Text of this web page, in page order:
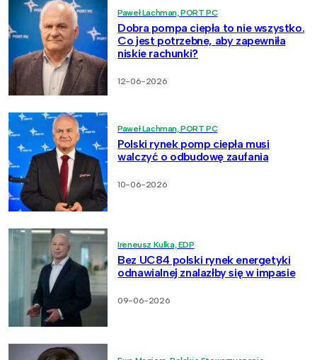
Paweł Lachman, PORT PC
Dobra pompa ciepła to nie wszystko.
Co jest potrzebne, aby zapewniła
niskie rachunki?
12-06-2026
Paweł Lachman, PORT PC
Polski rynek pomp ciepła musi
walczyć o odbudowę zaufania
10-06-2026
Ireneusz Kulka, EDP
Bez UC84 polski rynek energetyki
odnawialnej znalazłby się w impasie
09-06-2026